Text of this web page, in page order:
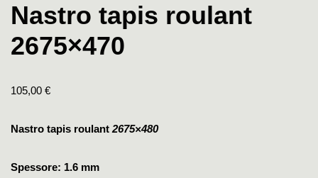
Nastro tapis roulant
2675×470
105,00 €
Nastro tapis roulant 2675×480
Spessore: 1.6 mm